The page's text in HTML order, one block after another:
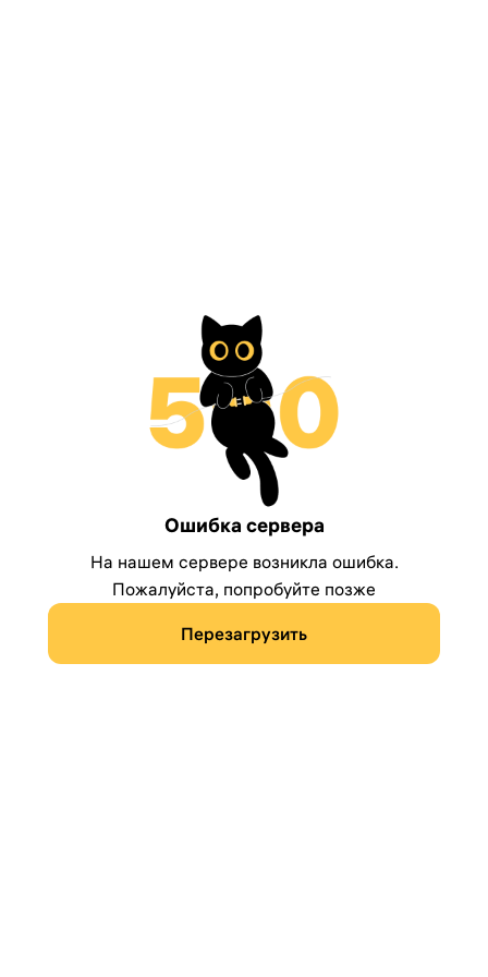
Ошибка сервера
На нашем сервере возникла ошибка.
Пожалуйста, попробуйте позже
Перезагрузить